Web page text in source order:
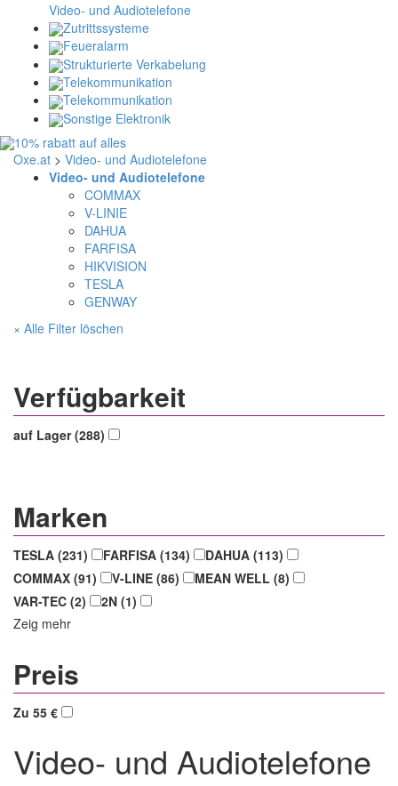
Video- und Audiotelefone
Zutrittssysteme
Feueralarm
Strukturierte Verkabelung
Telekommunikation
Telekommunikation
Sonstige Elektronik
Oxe.at > Video- und Audiotelefone
Video- und Audiotelefone
COMMAX
V-LINIE
DAHUA
FARFISA
HIKVISION
TESLA
GENWAY
× Alle Filter löschen
Verfügbarkeit
auf Lager (288)
Marken
TESLA (231) FARFISA (134)
DAHUA (113)
COMMAX (91)
V-LINE (86)
MEAN WELL (8)
VAR-TEC (2)
2N (1)
Zeig mehr
Preis
Zu 55 €
Video- und Audiotelefone